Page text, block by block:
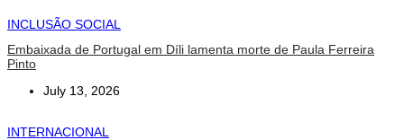
INCLUSÃO SOCIAL
Embaixada de Portugal em Díli lamenta morte de Paula Ferreira
Pinto
July 13, 2026
INTERNACIONAL